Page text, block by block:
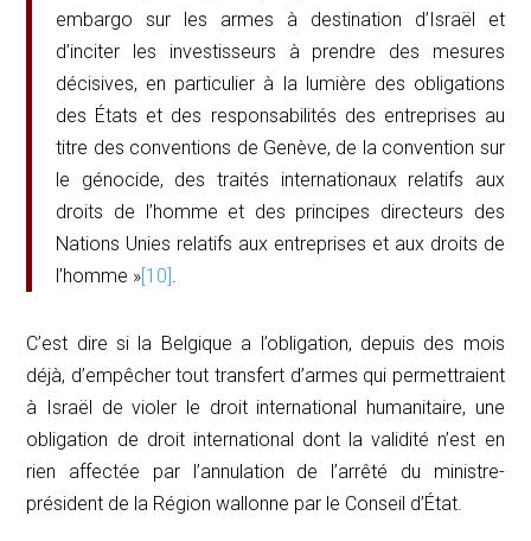
embargo sur les armes à destination d’Israël et
d’inciter les investisseurs à prendre des mesures
décisives, en particulier à la lumière des obligations
des États et des responsabilités des entreprises au
titre des conventions de Genève, de la convention sur
le génocide, des traités internationaux relatifs aux
droits de l’homme et des principes directeurs des
Nations Unies relatifs aux entreprises et aux droits de
l’homme »[10].
C’est dire si la Belgique a l’obligation, depuis des mois
déjà, d’empêcher tout transfert d’armes qui permettraient
à Israël de violer le droit international humanitaire, une
obligation de droit international dont la validité n’est en
rien affectée par l’annulation de l’arrêté du ministre-
président de la Région wallonne par le Conseil d’État.